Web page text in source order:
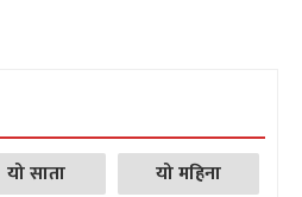
यो साता यो महिना